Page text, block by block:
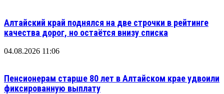
Алтайский край поднялся на две строчки в рейтинге
качества дорог, но остаётся внизу списка
04.08.2026 11:06
Пенсионерам старше 80 лет в Алтайском крае удвоили
фиксированную выплату